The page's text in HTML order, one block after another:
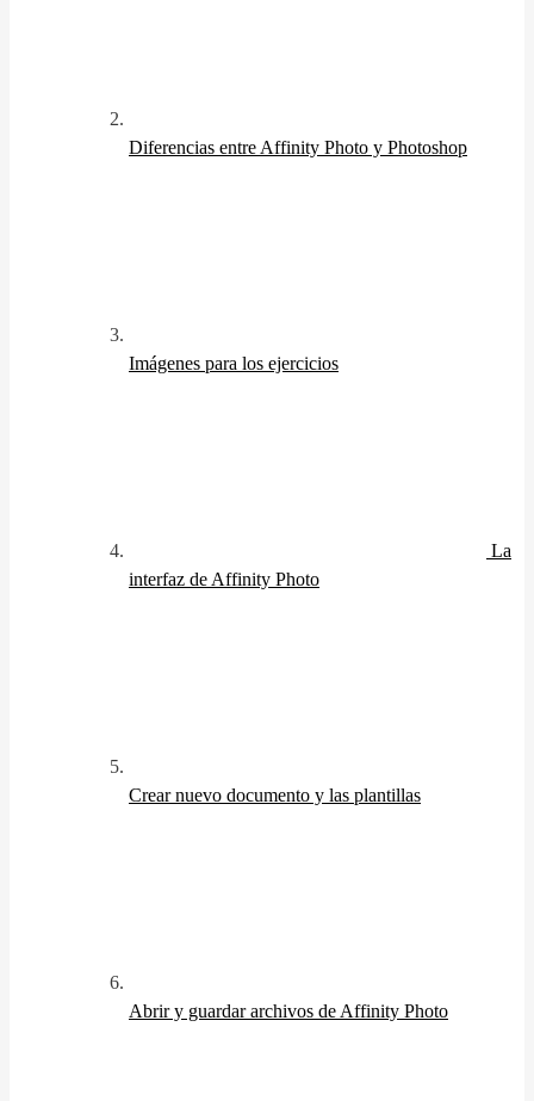
Diferencias entre Affinity Photo y Photoshop
Imágenes para los ejercicios
La
interfaz de Affinity Photo
Crear nuevo documento y las plantillas
Abrir y guardar archivos de Affinity Photo